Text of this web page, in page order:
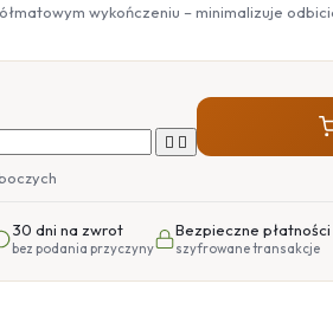
wykończeniu – minimalizuje
 
30 dni na zwrot
bez podania przyczyny
Bezpieczne płatności
szyfrowane transakcje